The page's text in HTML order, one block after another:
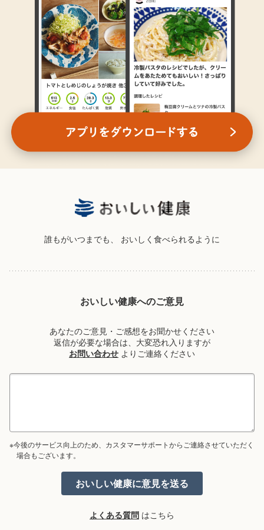
誰もがいつまでも、 おいしく食べられるように
おいしい健康へのご意見
あなたのご意見・ご感想をお聞かせください
返信が必要な場合は、大変恐れ入りますが
お問い合わせ よりご連絡ください
※今後のサービス向上のため、カスタマーサポートからご連絡させていただく
場合もございます。
よくある質問 はこちら